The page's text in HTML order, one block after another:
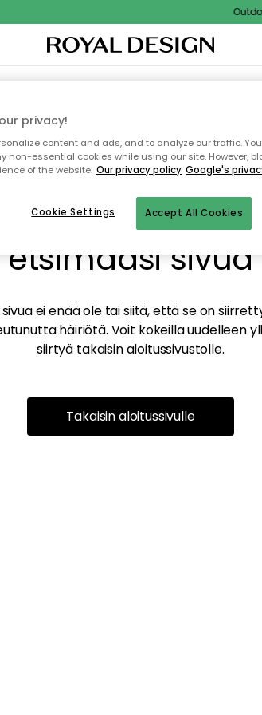
TEKSTIILIT & MATOTKEITTIÖSÄILYTYS
valitettavasti
etsimääsi sivua
ei enää ole tai siitä, että se on
häiriötä. Voit kokeilla uudelleen
siirtyä takaisin aloitussivustolle.
Takaisin aloitussivulle
privacy!
content and ads, and to analyze our traffic.
non-essential cookies while using our site. However,
of the website. Our privacy policy Google's
Accept All Cookies
Cookie Settings